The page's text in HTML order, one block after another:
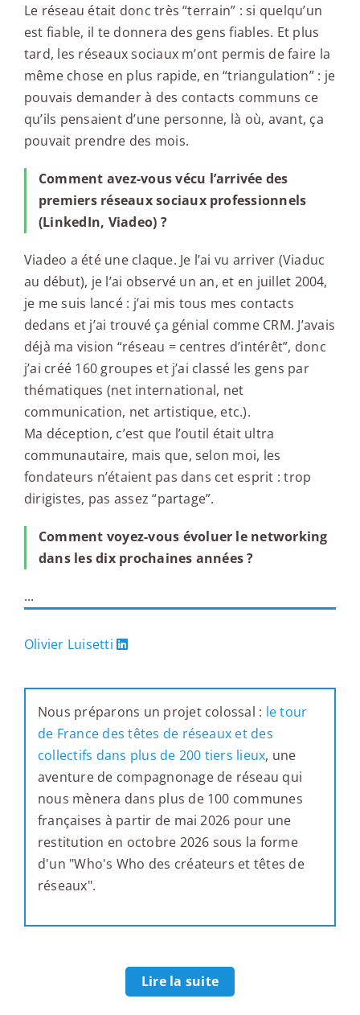
Le réseau était donc très “terrain” : si quelqu’un
est fiable, il te donnera des gens fiables. Et plus
tard, les réseaux sociaux m’ont permis de faire la
même chose en plus rapide, en “triangulation” : je
pouvais demander à des contacts communs ce
qu’ils pensaient d’une personne, là où, avant, ça
pouvait prendre des mois.
Comment avez-vous vécu l’arrivée des
premiers réseaux sociaux professionnels
(LinkedIn, Viadeo) ?
Viadeo a été une claque. Je l’ai vu arriver (Viaduc
au début), je l’ai observé un an, et en juillet 2004,
je me suis lancé : j’ai mis tous mes contacts
dedans et j’ai trouvé ça génial comme CRM. J’avais
déjà ma vision “réseau = centres d’intérêt”, donc
j’ai créé 160 groupes et j’ai classé les gens par
thématiques (net international, net
communication, net artistique, etc.).
Ma déception, c’est que l’outil était ultra
communautaire, mais que, selon moi, les
fondateurs n’étaient pas dans cet esprit : trop
dirigistes, pas assez “partage”.
Comment voyez-vous évoluer le networking
dans les dix prochaines années ?
...
Olivier Luisetti
Nous préparons un projet colossal : le tour
de France des têtes de réseaux et des
collectifs dans plus de 200 tiers lieux, une
aventure de compagnonage de réseau qui
nous mènera dans plus de 100 communes
françaises à partir de mai 2026 pour une
restitution en octobre 2026 sous la forme
d'un "Who's Who des créateurs et têtes de
réseaux".
Lire la suite